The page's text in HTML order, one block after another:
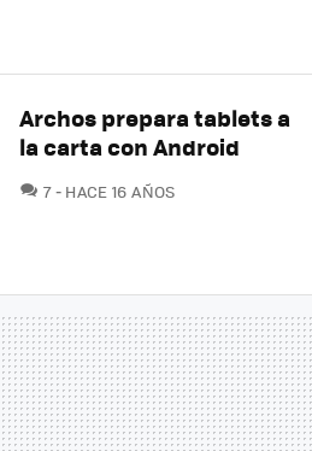
Archos prepara tablets a
la carta con Android
7COMENTARIOS
HACE 16 AÑOS